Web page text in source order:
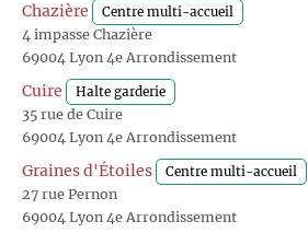
Chazière Centre multi-accueil
4 impasse Chazière
69004 Lyon 4e Arrondissement
Cuire Halte garderie
35 rue de Cuire
69004 Lyon 4e Arrondissement
Graines d'Étoiles Centre multi-accueil
27 rue Pernon
69004 Lyon 4e Arrondissement